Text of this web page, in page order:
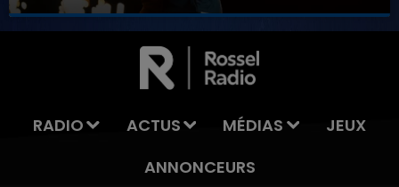
RADIO ACTUS MÉDIAS
JEUX
ANNONCEURS